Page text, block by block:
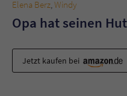
Elena Berz,Windy
Opa hat seinen
Jetzt kaufen bei